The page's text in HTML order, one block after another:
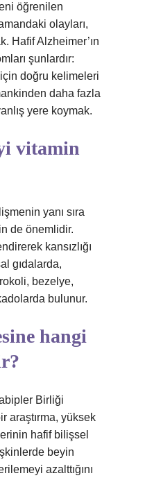
öğrenilen
olayları,
Hafif Alzheimer’ın
şunlardır:
doğru kelimeleri
daha fazla
yere koymak.
vitamin
yanı sıra
de önemlidir.
kansızlığı
gıdalarda,
bezelye,
bulunur.
hangi
Birliği
araştırma, yüksek
hafif bilişsel
beyin
azalttığını